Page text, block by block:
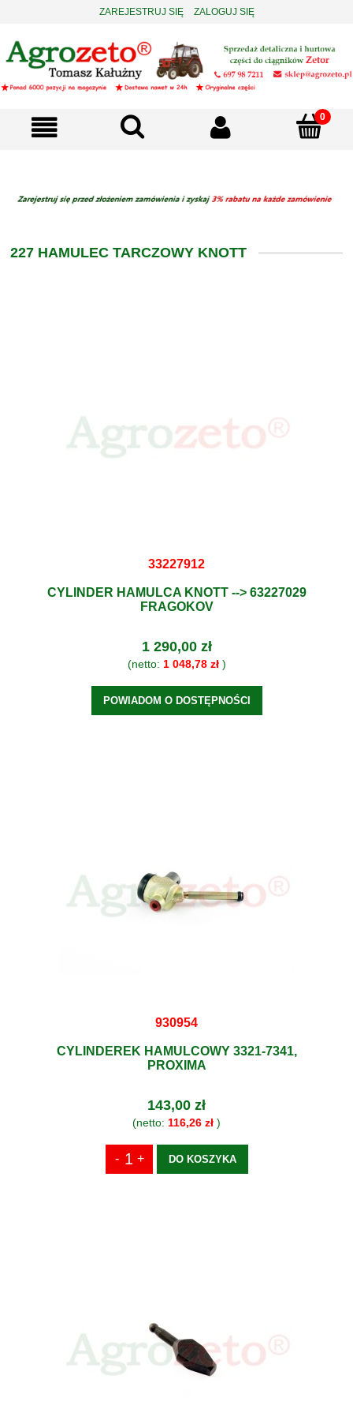
ZAREJESTRUJ SIĘ ZALOGUJ SIĘ
227 HAMULEC TARCZOWY KNOTT
33227912
CYLINDER HAMULCA KNOTT --> 63227029
FRAGOKOV
1 290,00 zł
(netto: 1 048,78 zł)
POWIADOM O DOSTĘPNOŚCI
930954
CYLINDEREK HAMULCOWY 3321-7341,
PROXIMA
143,00 zł
(netto: 116,26 zł )
DO KOSZYKA